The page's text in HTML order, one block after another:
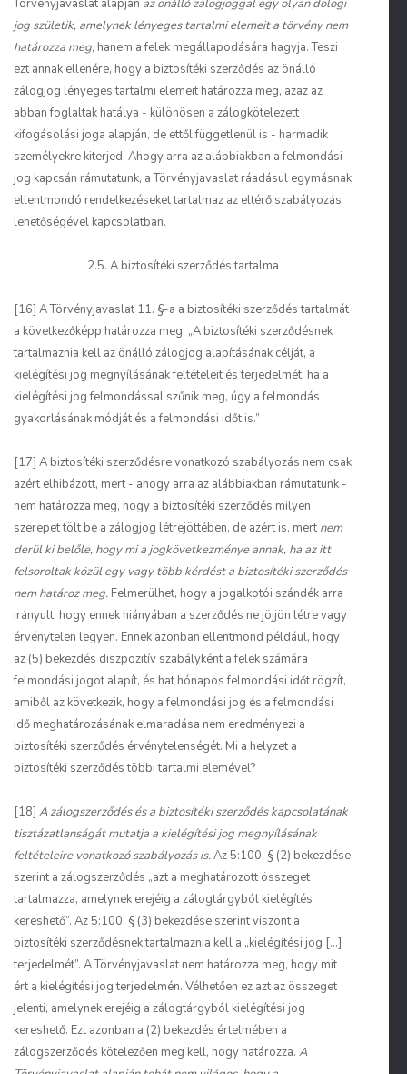
Törvényjavaslat alapján az önálló zálogjoggal egy olyan dologi
jog születik, amelynek lényeges tartalmi elemeit a törvény nem
határozza meg, hanem a felek megállapodására hagyja. Teszi
ezt annak ellenére, hogy a biztosítéki szerződés az önálló
zálogjog lényeges tartalmi elemeit határozza meg, azaz az
abban foglaltak hatálya - különösen a zálogkötelezett
kifogásolási joga alapján, de ettől függetlenül is - harmadik
személyekre kiterjed. Ahogy arra az alábbiakban a felmondási
jog kapcsán rámutatunk, a Törvényjavaslat ráadásul egymásnak
ellentmondó rendelkezéseket tartalmaz az eltérő szabályozás
lehetőségével kapcsolatban.
2.5. A biztosítéki szerződés tartalma
[16] A Törvényjavaslat 11. §-a a biztosítéki szerződés tartalmát
a következőképp határozza meg: „A biztosítéki szerződésnek
tartalmaznia kell az önálló zálogjog alapításának célját, a
kielégítési jog megnyílásának feltételeit és terjedelmét, ha a
kielégítési jog felmondással szűnik meg, úgy a felmondás
gyakorlásának módját és a felmondási időt is.”
[17] A biztosítéki szerződésre vonatkozó szabályozás nem csak
azért elhibázott, mert - ahogy arra az alábbiakban rámutatunk -
nem határozza meg, hogy a biztosítéki szerződés milyen
szerepet tölt be a zálogjog létrejöttében, de azért is, mert nem
derül ki belőle, hogy mi a jogkövetkezménye annak, ha az itt
felsoroltak közül egy vagy több kérdést a biztosítéki szerződés
nem határoz meg. Felmerülhet, hogy a jogalkotói szándék arra
irányult, hogy ennek hiányában a szerződés ne jöjjön létre vagy
érvénytelen legyen. Ennek azonban ellentmond például, hogy
az (5) bekezdés diszpozitív szabályként a felek számára
felmondási jogot alapít, és hat hónapos felmondási időt rögzít,
amiből az következik, hogy a felmondási jog és a felmondási
idő meghatározásának elmaradása nem eredményezi a
biztosítéki szerződés érvénytelenségét. Mi a helyzet a
biztosítéki szerződés többi tartalmi elemével?
[18] A zálogszerződés és a biztosítéki szerződés kapcsolatának
tisztázatlanságát mutatja a kielégítési jog megnyílásának
feltételeire vonatkozó szabályozás is.Az 5:100. § (2) bekezdése
szerint a zálogszerződés „azt a meghatározott összeget
tartalmazza, amelynek erejéig a zálogtárgyból kielégítés
kereshető”. Az 5:100. § (3) bekezdése szerint viszont a
biztosítéki szerződésnek tartalmaznia kell a „kielégítési jog […]
terjedelmét”. A Törvényjavaslat nem határozza meg, hogy mit
ért a kielégítési jog terjedelmén. Vélhetően ez azt az összeget
jelenti, amelynek erejéig a zálogtárgyból kielégítési jog
kereshető. Ezt azonban a (2) bekezdés értelmében a
zálogszerződés kötelezően meg kell, hogy határozza. A